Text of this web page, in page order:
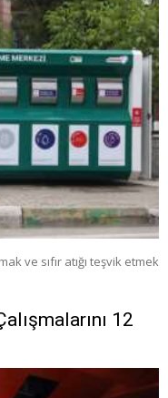
ve sıfır atığı teşvik etmek
12